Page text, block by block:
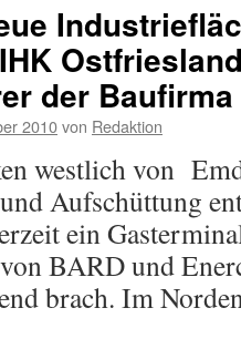
der
2010von Redaktion
westlich von
Aufschüttung
ein
BARD und
brach. Im